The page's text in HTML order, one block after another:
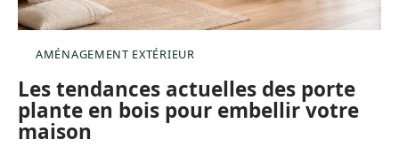
AMÉNAGEMENT EXTÉRIEUR
Les tendances actuelles des porte
plante en bois pour embellir votre
maison